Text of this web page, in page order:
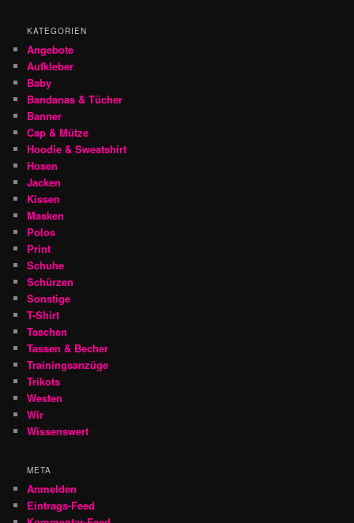
KATEGORIEN
Angebote
Aufkleber
Baby
Bandanas & Tücher
Banner
Cap & Mütze
Hoodie & Sweatshirt
Hosen
Jacken
Kissen
Masken
Polos
Print
Schuhe
Schürzen
Sonstige
T-Shirt
Taschen
Tassen & Becher
Trainingsanzüge
Trikots
Westen
Wir
Wissenswert
META
Anmelden
Eintrags-Feed